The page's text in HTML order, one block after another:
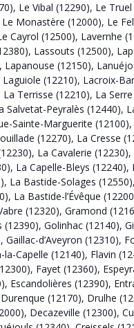
, Le Vibal (12290), Le
Le Monastère (12000), Le
Cayrol (12500), Lavernhe
, Lassouts (12500),
, Lapanouse (12150),
Laguiole (12210), Lacroix-
La Terrisse (12210), La
Salvetat-Peyralès (12440),
Sainte-Marguerite (12100),
(12270), La Cresse
, La Cavalerie (12230),
, La Capelle-Bleys (12240),
, La Bastide-Solages (12550),
, La Bastide-l’Évêque
(12320), Gramond
(12390), Golinhac (12140),
, Gaillac-d’Aveyron (12310),
la-Capelle (12140), Flavin
, Fayet (12360),
, Escandolières (12390),
Durenque (12170), Drulhe
, Decazeville (12300),